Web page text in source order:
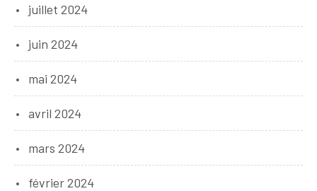
juillet 2024
juin 2024
mai 2024
avril 2024
mars 2024
février 2024